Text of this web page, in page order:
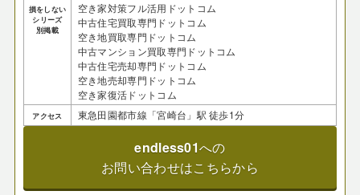
損をしない
シリーズ
別掲載
空き家対策フル活用ドットコム
中古住宅買取専門ドットコム
空き地買取専門ドットコム
中古マンション買取専門ドットコム
中古住宅売却専門ドットコム
空き地売却専門ドットコム
空き家復活ドットコム
アクセス 東急田園都市線「宮崎台」駅 徒歩1分
endless01への
お問い合わせはこちらから